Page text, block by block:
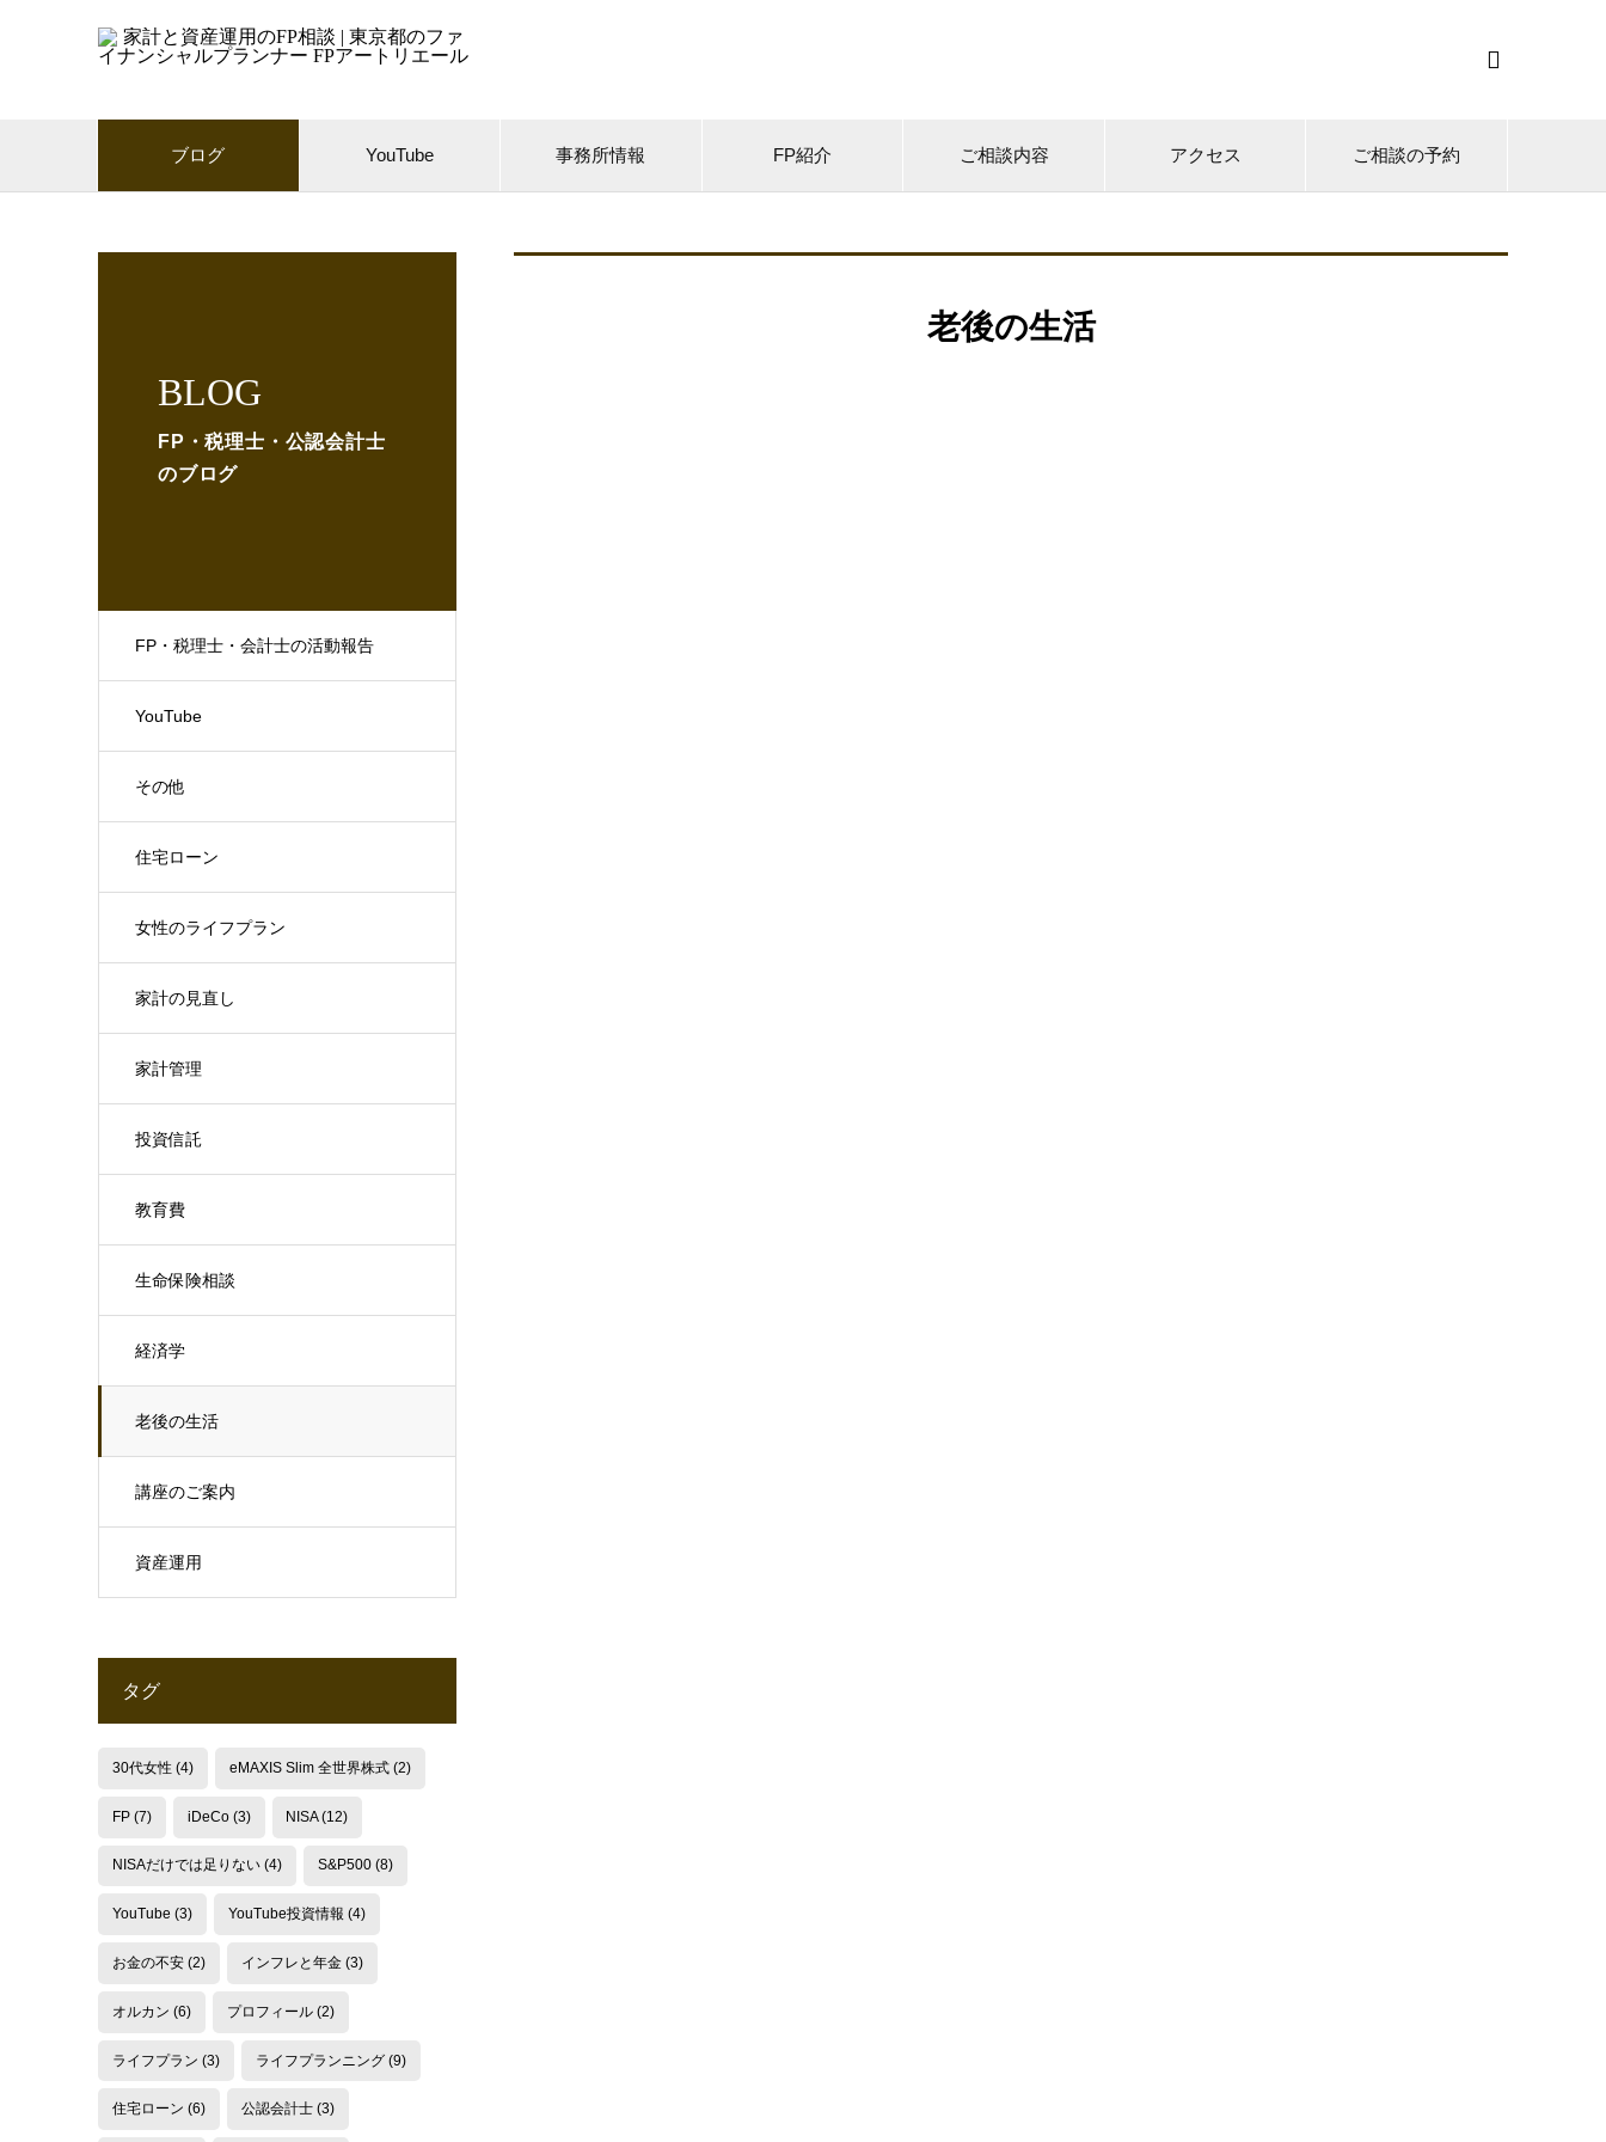

ブログ YouTube 事務所情報 FP紹介 ご相談内容 アクセス ご相談の予約
BLOG
FP・税理士・公認会計士
のブログ
FP・税理士・会計士の活動報告
YouTube
その他
住宅ローン
女性のライフプラン
家計の見直し
家計管理
投資信託
教育費
生命保険相談
経済学
老後の生活
講座のご案内
資産運用
老後の生活
タグ
30代女性(4) eMAXIS Slim 全世界株式(2)
FP(7) iDeCo(3) NISA(12)
NISAだけでは足りない(4) S&P500(8)
YouTube (3) YouTube投資情報 (4)
お金の不安(2) インフレと年金(3)
オルカン (6) プロフィール(2)
ライフプラン (3) ライフプランニング(9)
住宅ローン (6) 公認会計士(3)